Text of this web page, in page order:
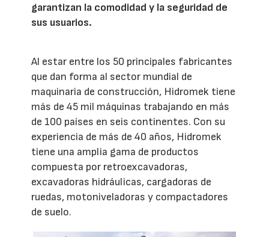
garantizan la comodidad y la seguridad de
sus usuarios.
Al estar entre los 50 principales fabricantes
que dan forma al sector mundial de
maquinaria de construcción, Hidromek tiene
más de 45 mil máquinas trabajando en más
de 100 países en seis continentes. Con su
experiencia de más de 40 años, Hidromek
tiene una amplia gama de productos
compuesta por retroexcavadoras,
excavadoras hidráulicas, cargadoras de
ruedas, motoniveladoras y compactadores
de suelo.